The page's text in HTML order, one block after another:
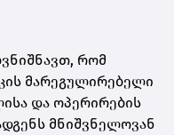
რომ
მარეგულირებელი
და ოპერირების
მნიშვნელოვან